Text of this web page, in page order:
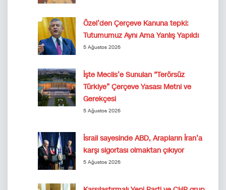
Özel’den Çerçeve Kanuna tepki:
Tutumumuz Aynı Ama Yanlış Yapıldı
5 Ağustos 2026
İşte Meclis’e Sunulan “Terörsüz
Türkiye” Çerçeve Yasası Metni ve
Gerekçesi
5 Ağustos 2026
İsrail sayesinde ABD, Arapların İran’a
karşı sigortası olmaktan çıkıyor
5 Ağustos 2026